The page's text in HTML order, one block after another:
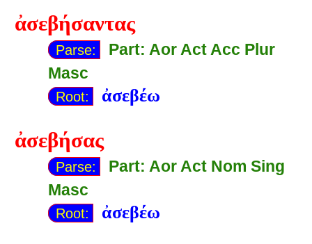
ἀσεβήσαντας
Parse:
Part: Aor Act Acc Plur
Masc
Root: ἀσεβέω
ἀσεβήσας
Parse:
Part: Aor Act Nom Sing
Masc
Root: ἀσεβέω